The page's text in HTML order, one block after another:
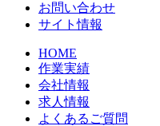
お問い合わせ
サイト情報
HOME
作業実績
会社情報
求人情報
よくあるご質問